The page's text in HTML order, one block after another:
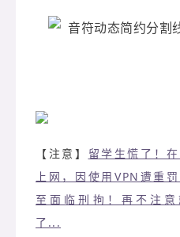
【注意】 留学生慌了！
上网，因使用VPN遭重
至面临刑拘！再不注意
了...